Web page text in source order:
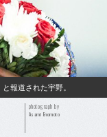
報道された宇野。
photograph by
Asami Enomoto